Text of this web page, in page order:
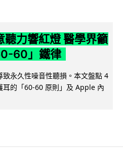
力響紅燈 醫學界籲
60」鐵律
永久性噪音性聽損。本文盤點 4
耳的「60-60 原則」及 Apple 內